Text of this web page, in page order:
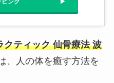
ピング
クティック 仙骨療法 波
、人の体を癒す方法を